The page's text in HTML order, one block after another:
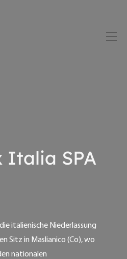
Italia SPA
italienische Niederlassung
Sitz in Maslianico (Co), wo
nationalen